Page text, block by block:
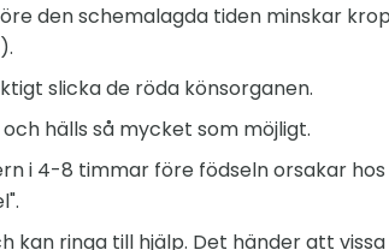
den schemalagda tiden minskar
slicka de röda könsorganen.
hälls så mycket som möjligt.
i 4-8 timmar före födseln orsakar
kan ringa till hjälp. Det händer att